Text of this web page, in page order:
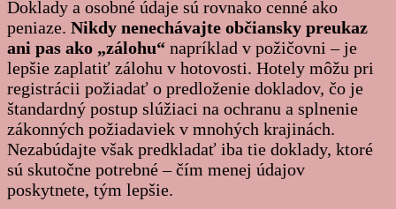
Doklady a osobné údaje sú rovnako cenné ako
peniaze. Nikdy nenechávajte občiansky preukaz
ani pas ako „zálohu“ napríklad v požičovni – je
lepšie zaplatiť zálohu v hotovosti. Hotely môžu pri
registrácii požiadať o predloženie dokladov, čo je
štandardný postup slúžiaci na ochranu a splnenie
zákonných požiadaviek v mnohých krajinách.
Nezabúdajte však predkladať iba tie doklady, ktoré
sú skutočne potrebné – čím menej údajov
poskytnete, tým lepšie.